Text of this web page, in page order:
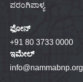
ಪರಂಗಿಪಾಳ್ಯ
ಫೋನ್
+91 80 3733 0000
ಇಮೇಲ್
info@nammabnp.org